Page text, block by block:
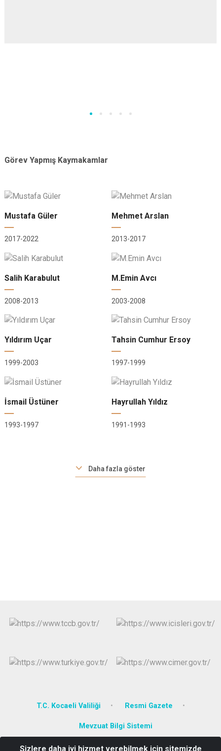
Görev Yapmış Kaymakamlar
Mustafa Güler
2017-2022
Mehmet Arslan
2013-2017
Salih Karabulut
2008-2013
M.Emin Avcı
2003-2008
Yıldırım Uçar
1999-2003
Tahsin Cumhur Ersoy
1997-1999
İsmail Üstüner
1993-1997
Hayrullah Yıldız
1991-1993
Daha fazla göster
T.C. Kocaeli Valiliği Resmi Gazete
Mevzuat Bilgi Sistemi
Sizlere daha iyi hizmet verebilmek için sitemizde